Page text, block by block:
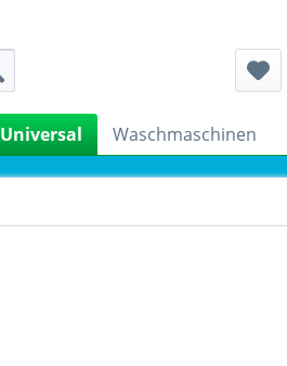
Universal Waschmaschinen